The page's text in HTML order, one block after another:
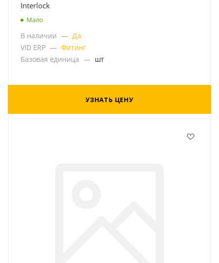
Interlock
Мало
В наличии — Да
VID ERP — Фитинг
Базовая единица — шт
УЗНАТЬ ЦЕНУ